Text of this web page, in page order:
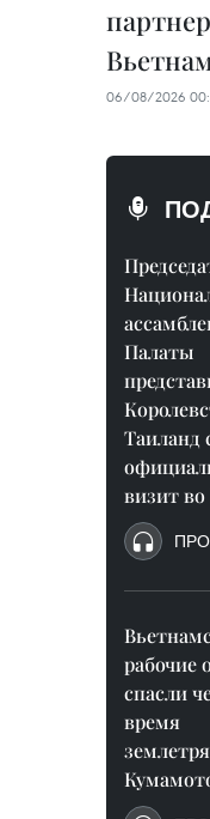
06/08/2026
Палаты
Таиланд
визит
рабочие
спасли
время